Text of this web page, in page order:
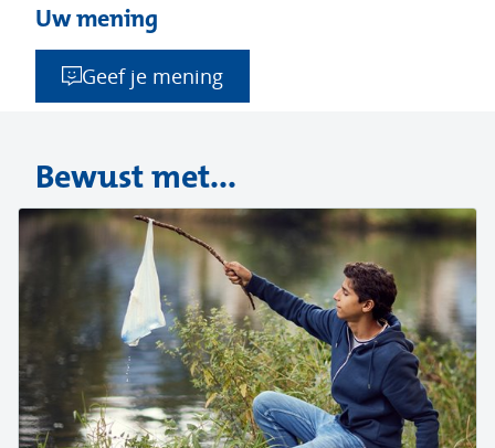
Uw mening
Geef je mening
Bewust met...